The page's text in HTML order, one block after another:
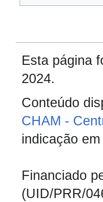
Esta página
2024.
Conteúdo
CHAM -
indicação
Financiado
(UID/PRR/